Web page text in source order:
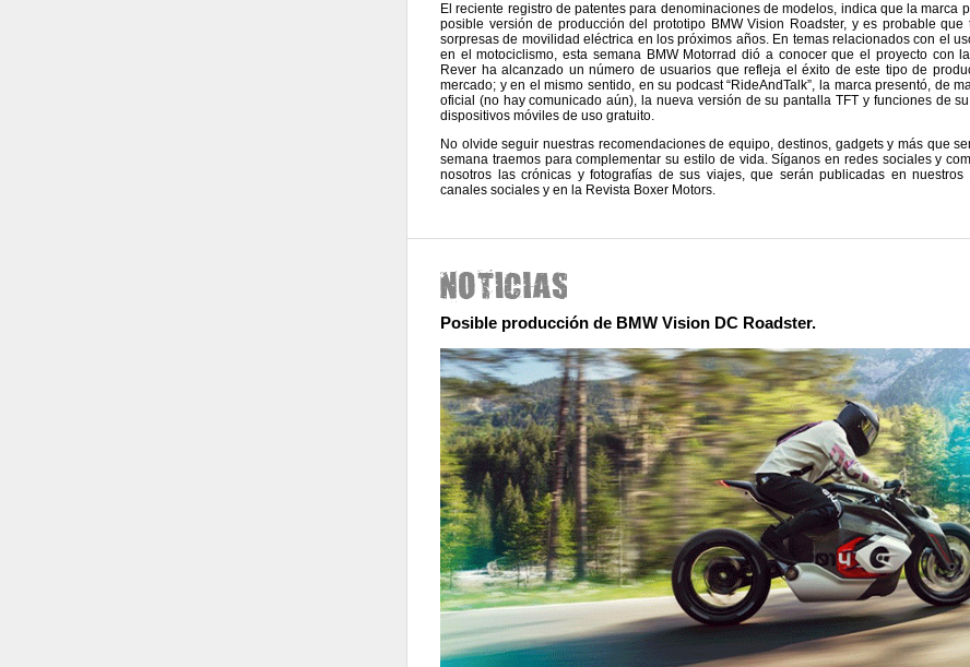
El reciente registro de patentes para denominaciones de modelos, indica que la marca
posible versión de producción del prototipo BMW Vision Roadster, y es probable que
sorpresas de movilidad eléctrica en los próximos años. En temas relacionados con el
en el motociclismo, esta semana BMW Motorrad dió a conocer que el proyecto con
Rever ha alcanzado un número de usuarios que refleja el éxito de este tipo de
mercado; y en el mismo sentido, en su podcast “RideAndTalk”, la marca presentó, de
oficial (no hay comunicado aún), la nueva versión de su pantalla TFT y funciones de
dispositivos móviles de uso gratuito.
No olvide seguir nuestras recomendaciones de equipo, destinos, gadgets y más que
semana traemos para complementar su estilo de vida. Síganos en redes sociales y
nosotros las crónicas y fotografías de sus viajes, que serán publicadas en nuestros
canales sociales y en la Revista Boxer Motors.
Posible producción de BMW Vision DC Roadster.